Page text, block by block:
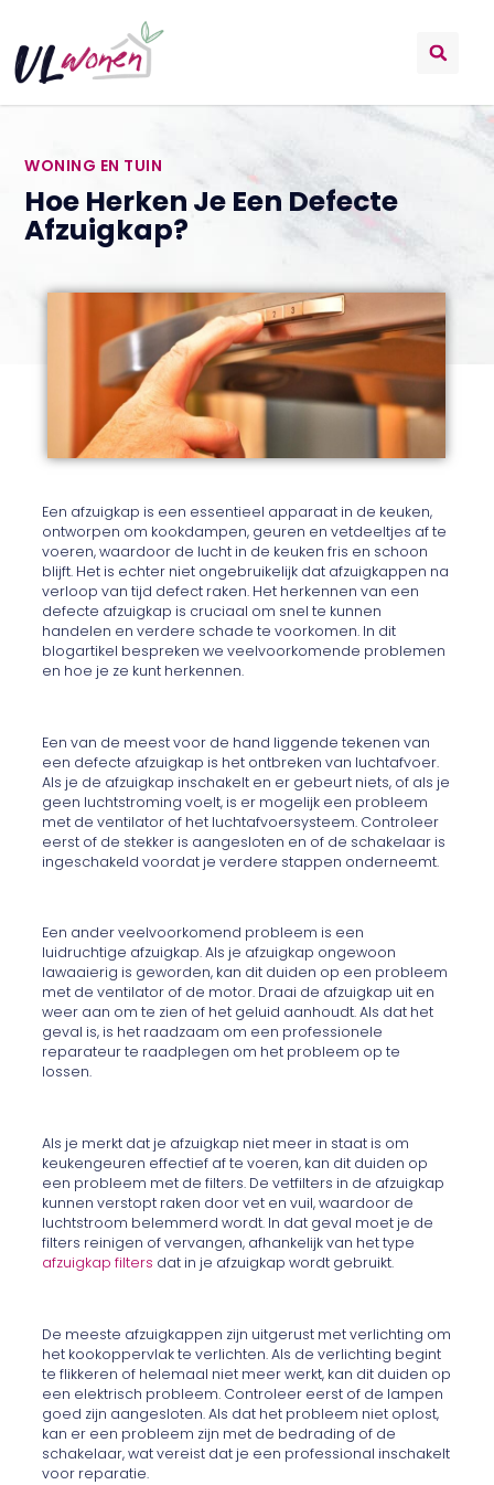
WONING EN TUIN
Hoe Herken Je Een Defecte
Afzuigkap?
Een afzuigkap is een essentieel apparaat in de keuken,
ontworpen om kookdampen, geuren en vetdeeltjes af te
voeren, waardoor de lucht in de keuken fris en schoon
blijft. Het is echter niet ongebruikelijk dat afzuigkappen na
verloop van tijd defect raken. Het herkennen van een
defecte afzuigkap is cruciaal om snel te kunnen
handelen en verdere schade te voorkomen. In dit
blogartikel bespreken we veelvoorkomende problemen
en hoe je ze kunt herkennen.
Een van de meest voor de hand liggende tekenen van
een defecte afzuigkap is het ontbreken van luchtafvoer.
Als je de afzuigkap inschakelt en er gebeurt niets, of als je
geen luchtstroming voelt, is er mogelijk een probleem
met de ventilator of het luchtafvoersysteem. Controleer
eerst of de stekker is aangesloten en of de schakelaar is
ingeschakeld voordat je verdere stappen onderneemt.
Een ander veelvoorkomend probleem is een
luidruchtige afzuigkap. Als je afzuigkap ongewoon
lawaaierig is geworden, kan dit duiden op een probleem
met de ventilator of de motor. Draai de afzuigkap uit en
weer aan om te zien of het geluid aanhoudt. Als dat het
geval is, is het raadzaam om een professionele
reparateur te raadplegen om het probleem op te
lossen.
Als je merkt dat je afzuigkap niet meer in staat is om
keukengeuren effectief af te voeren, kan dit duiden op
een probleem met de filters. De vetfilters in de afzuigkap
kunnen verstopt raken door vet en vuil, waardoor de
luchtstroom belemmerd wordt. In dat geval moet je de
filters reinigen of vervangen, afhankelijk van het type
afzuigkap filters dat in je afzuigkap wordt gebruikt.
De meeste afzuigkappen zijn uitgerust met verlichting om
het kookoppervlak te verlichten. Als de verlichting begint
te flikkeren of helemaal niet meer werkt, kan dit duiden op
een elektrisch probleem. Controleer eerst of de lampen
goed zijn aangesloten. Als dat het probleem niet oplost,
kan er een probleem zijn met de bedrading of de
schakelaar, wat vereist dat je een professional inschakelt
voor reparatie.